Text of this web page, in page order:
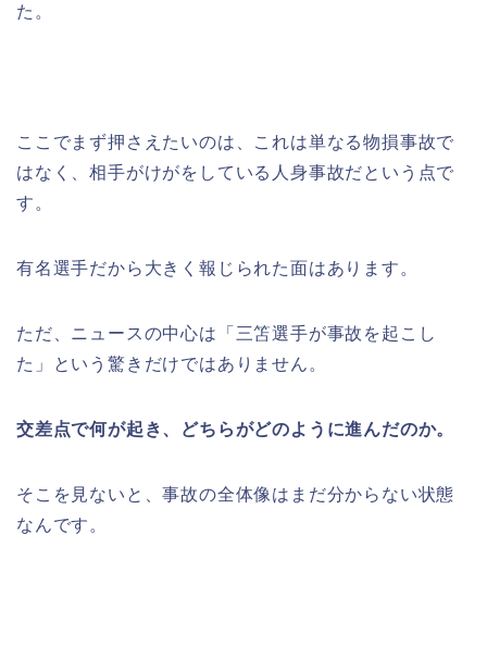
た。
ここでまず押さえたいのは、これは単なる物損事故で
はなく、相手がけがをしている人身事故だという点で
す。
有名選手だから大きく報じられた面はあります。
ただ、ニュースの中心は「三笘選手が事故を起こし
た」という驚きだけではありません。
交差点で何が起き、どちらがどのように進んだのか。
そこを見ないと、事故の全体像はまだ分からない状態
なんです。